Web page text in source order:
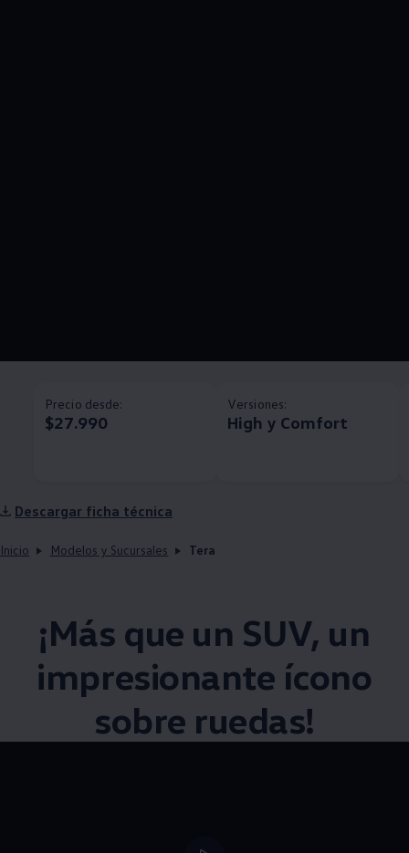
Precio desde:
$27.990
Versiones:
High y Comfort
Descargar ficha técnica
Inicio Modelos y Sucursales Tera
¡Más que un SUV, un
impresionante ícono
sobre ruedas!